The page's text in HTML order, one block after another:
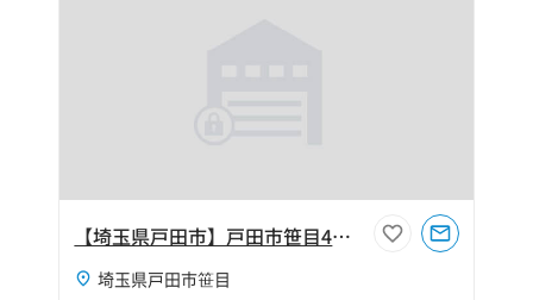
【埼玉県戸田市】戸田市笹目4丁目140坪倉庫
埼玉県戸田市笹目